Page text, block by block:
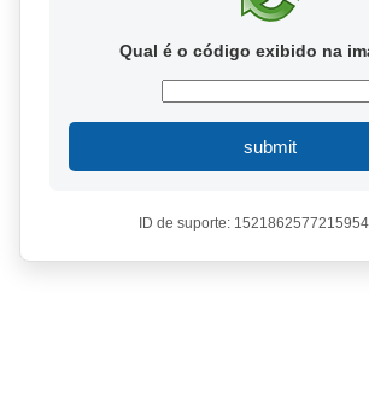
Qual é o código exibido na
submit
ID de suporte: